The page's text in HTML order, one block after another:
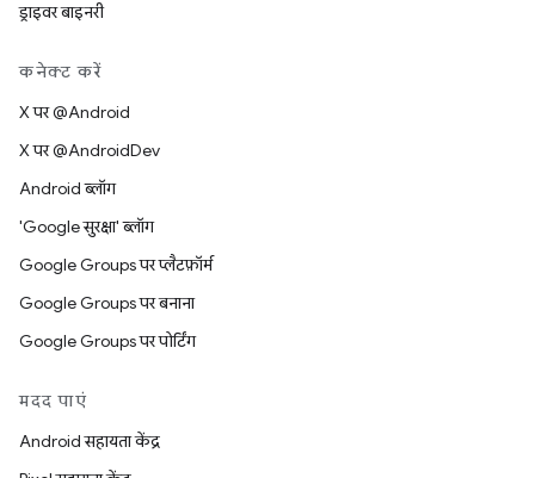
ड्राइवर बाइनरी
कनेक्ट करें
X पर @Android
X पर @AndroidDev
Android ब्लॉग
'Google सुरक्षा' ब्लॉग
Google Groups पर प्लैटफ़ॉर्म
Google Groups पर बनाना
Google Groups पर पोर्टिंग
मदद पाएं
Android सहायता केंद्र